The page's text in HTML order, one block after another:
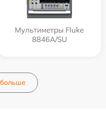
Мультиметры Fluke
8846A/SU